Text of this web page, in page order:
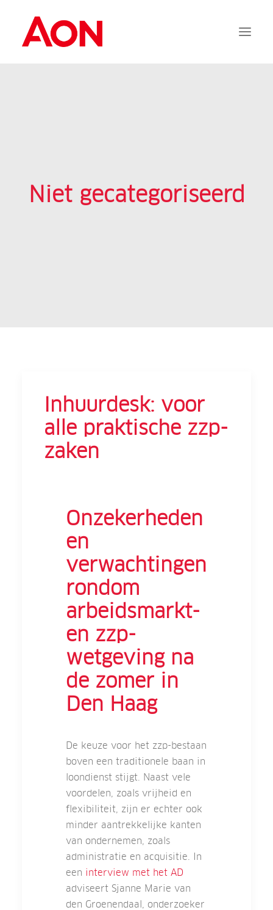
Niet gecategoriseerd
Inhuurdesk: voor
alle praktische zzp-
zaken
Onzekerheden
en
verwachtingen
rondom
arbeidsmarkt-
en zzp-
wetgeving na
de zomer in
Den Haag
De keuze voor het zzp-bestaan
boven een traditionele baan in
loondienst stijgt. Naast vele
voordelen, zoals vrijheid en
flexibiliteit, zijn er echter ook
minder aantrekkelijke kanten
van ondernemen, zoals
administratie en acquisitie. In
een interview met het AD
adviseert Sjanne Marie van
den Groenendaal, onderzoeker